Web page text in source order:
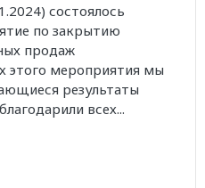
состоялось
по закрытию
продаж
этого мероприятия мы
результаты
всех...